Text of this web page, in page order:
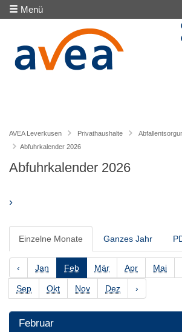
Menü
AVEA Leverkusen Privathaushalte
Abfuhrkalender 2026
Abfuhrkalender 2026
›
Einzelne Monate Ganzes Jahr
‹ Jan Feb Mär Apr Mai
Sep Okt Nov Dez ›
Februar